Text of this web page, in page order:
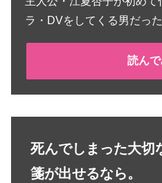
ラ・DVをしてくる男だった
読ん
死んでしまった大切
箋が出せるなら。